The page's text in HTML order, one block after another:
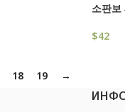
소판
$42
18 19 →